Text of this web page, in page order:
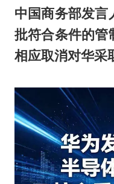
中国商务部发言
批符合条件的管
相应取消对华采